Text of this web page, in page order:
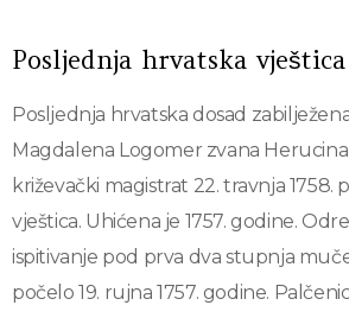
Posljednja hrvatska vještica
Posljednja hrvatska dosad
Magdalena Logomer zvana
križevački magistrat 22. travnja 1758.
vještica. Uhićena je 1757. godine.
ispitivanje pod prva dva stupnja
počelo 19. rujna 1757. godine.